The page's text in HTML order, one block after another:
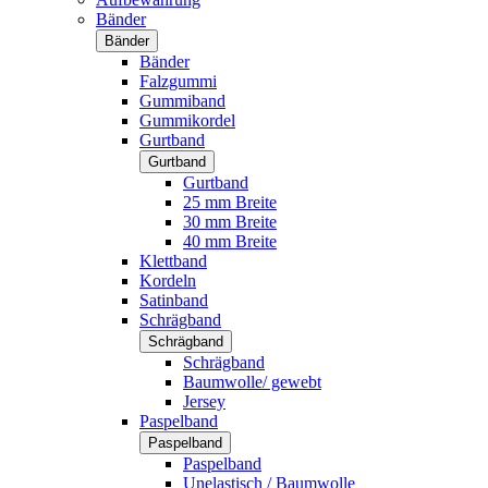
Bänder
Bänder
Bänder
Falzgummi
Gummiband
Gummikordel
Gurtband
Gurtband
Gurtband
25 mm Breite
30 mm Breite
40 mm Breite
Klettband
Kordeln
Satinband
Schrägband
Schrägband
Schrägband
Baumwolle/ gewebt
Jersey
Paspelband
Paspelband
Paspelband
Unelastisch / Baumwolle